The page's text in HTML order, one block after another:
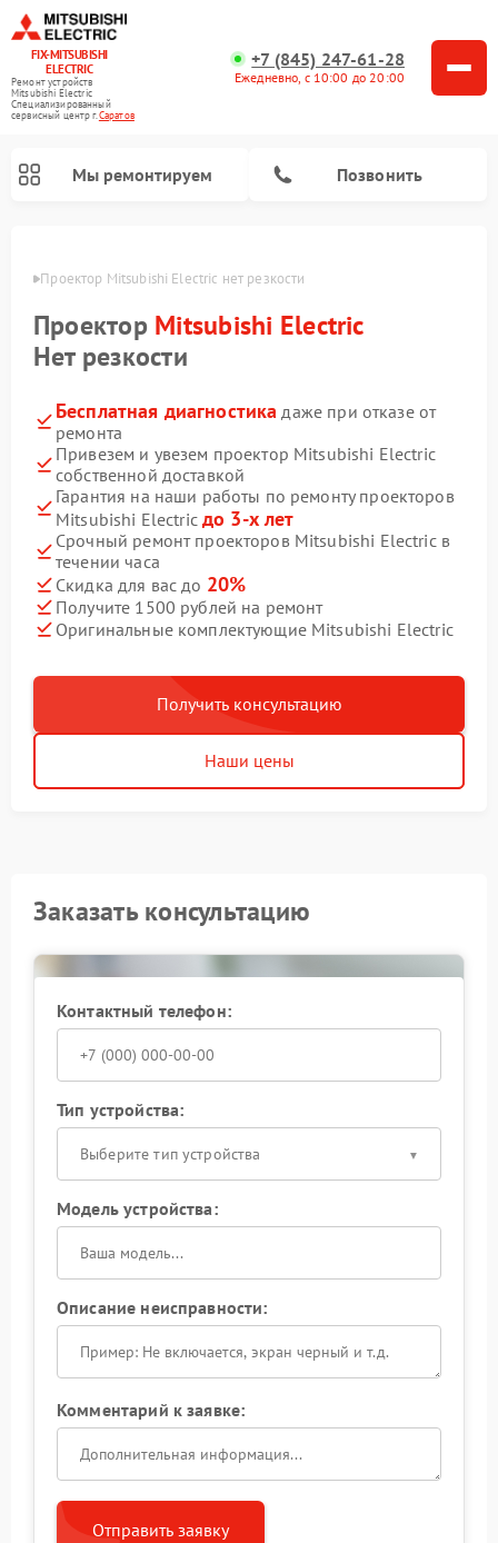
FIX-MITSUBISHI
ELECTRIC
Ремонт устройств
Mitsubishi Electric
Специализированный
cервисный центр г.Саратов
+7 (845) 247-61-28
Ежедневно, с 10:00 до 20:00
Мы ремонтируем Позвонить
Проектор Mitsubishi Electric нет резкости
Проектор Mitsubishi Electric
Нет резкости
Бесплатная диагностика даже при отказе от
ремонта
Привезем и увезем проектор Mitsubishi Electric
собственной доставкой
Гарантия на наши работы по ремонту проекторов
Mitsubishi Electric до 3-х лет
Срочный ремонт проекторов Mitsubishi Electric в
течении часа
Скидка для вас до 20%
Получите 1500 рублей на ремонт
Оригинальные комплектующие Mitsubishi Electric
Получить консультацию
Наши цены
Заказать консультацию
Контактный телефон:
Тип устройства:
Выберите тип устройства
Модель устройства:
Описание неисправности:
Комментарий к заявке:
Отправить заявку